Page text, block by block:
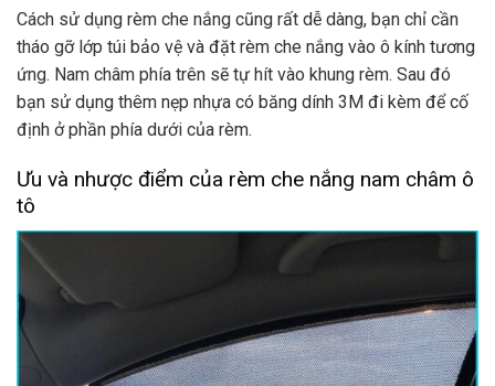
Cách sử dụng rèm che nắng cũng rất dễ dàng, bạn chỉ cần
tháo gỡ lớp túi bảo vệ và đặt rèm che nắng vào ô kính tương
ứng. Nam châm phía trên sẽ tự hít vào khung rèm. Sau đó
bạn sử dụng thêm nẹp nhựa có băng dính 3M đi kèm để cố
định ở phần phía dưới của rèm.
Ưu và nhược điểm của rèm che nắng nam châm ô
tô